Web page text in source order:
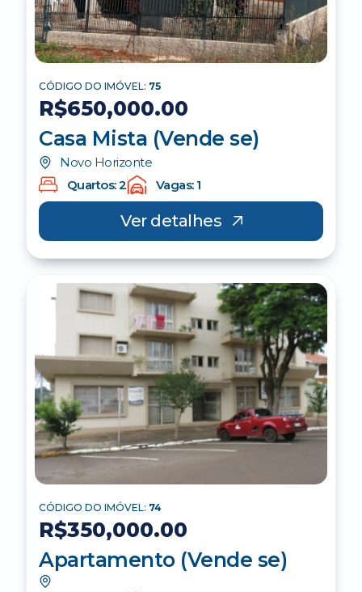
CÓDIGO DO IMÓVEL: 75
R$650,000.00
Casa Mista (Vende se)
Novo Horizonte
Quartos: 2
Vagas: 1
Ver detalhes
CÓDIGO DO IMÓVEL: 74
R$350,000.00
Apartamento (Vende se)